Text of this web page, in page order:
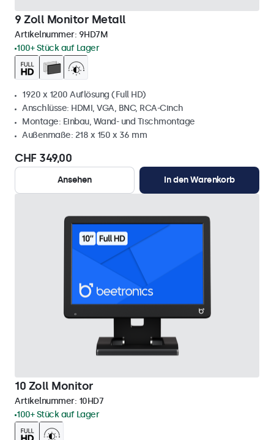
9 Zoll Monitor Metall
Artikelnummer: 9HD7M
100+ Stück auf Lager
1920 x 1200 Auflösung (Full HD)
Anschlüsse: HDMI, VGA, BNC, RCA-Cinch
Montage: Einbau, Wand- und Tischmontage
Außenmaße: 218 x 150 x 36 mm
CHF 349,00
Ansehen In den Warenkorb
10 Zoll Monitor
Artikelnummer: 10HD7
100+ Stück auf Lager